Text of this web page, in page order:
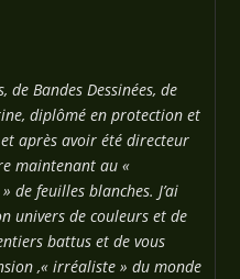
de Bandes Dessinées, de
diplômé en protection et
après avoir été directeur
maintenant au «
de feuilles blanches. J’ai
univers de couleurs et de
battus et de vous
,« irréaliste » du monde